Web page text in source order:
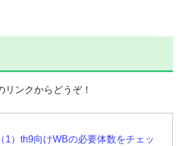
ンクからどうぞ！
1）th9向けWBの必要体数をチェッ